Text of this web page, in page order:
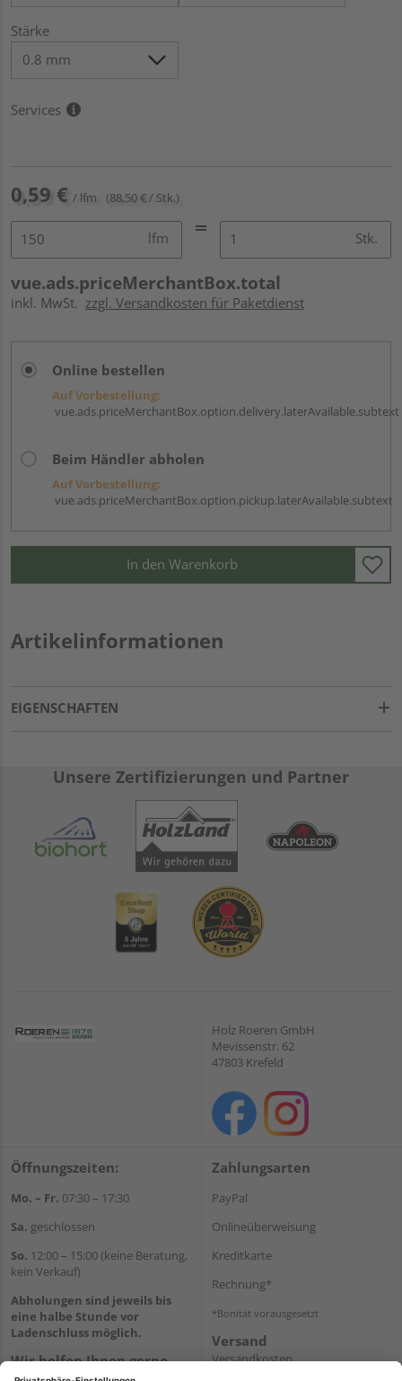
Stärke
Services
0,59 € / lfm (88,50 € / Stk.)
lfm Stk.
vue.ads.priceMerchantBox.total
inkl. MwSt. zzgl. Versandkosten für Paketdienst
Online bestellen
Auf Vorbestellung:
vue.ads.priceMerchantBox.option.delivery.laterAvailable.subtext
Beim Händler abholen
Auf Vorbestellung:
vue.ads.priceMerchantBox.option.pickup.laterAvailable.subtext
In den Warenkorb
Artikelinformationen
EIGENSCHAFTEN
Unsere Zertifizierungen und Partner
Holz Roeren GmbH
Mevissenstr. 62
47803 Krefeld
Öffnungszeiten:
Mo. – Fr. 07:30 – 17:30
Sa. geschlossen
So. 12:00 – 15:00 (keine Beratung,
kein Verkauf)
Abholungen sind jeweils bis
eine halbe Stunde vor
Ladenschluss möglich.
Wir helfen Ihnen gerne
Zahlungsarten
PayPal
Onlineüberweisung
Kreditkarte
Rechnung*
*Bonität vorausgesetzt
Versand
Versandkosten